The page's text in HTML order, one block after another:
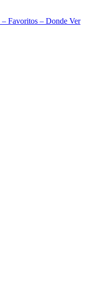
Favoritos – Donde Ver